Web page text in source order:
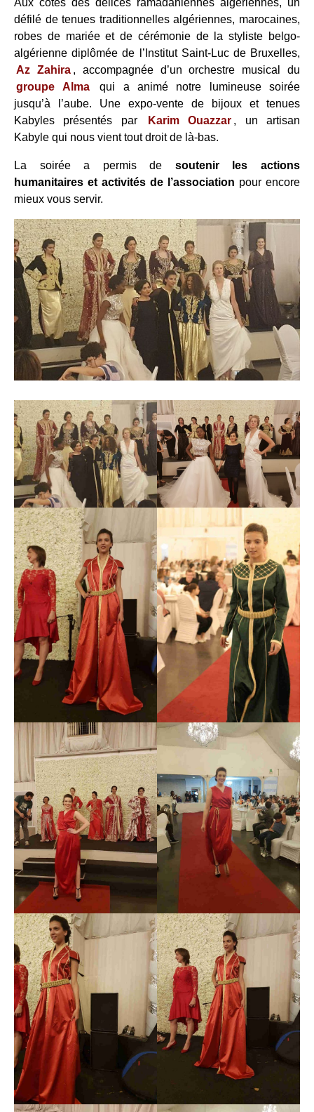
Aux côtés des délices ramadaniennes algériennes, un
défilé de tenues traditionnelles algériennes, marocaines,
robes de mariée et de cérémonie de la styliste belgo-
algérienne diplômée de l’Institut Saint-Luc de Bruxelles,
Az Zahira , accompagnée d’un orchestre musical du
groupe Alma
qui a animé notre lumineuse soirée
jusqu’à l’aube. Une expo-vente de bijoux et tenues
Kabyles présentés par
Karim Ouazzar , un artisan
Kabyle qui nous vient tout droit de là-bas.
La soirée a permis de soutenir les actions
humanitaires et activités de l’association pour encore
mieux vous servir.